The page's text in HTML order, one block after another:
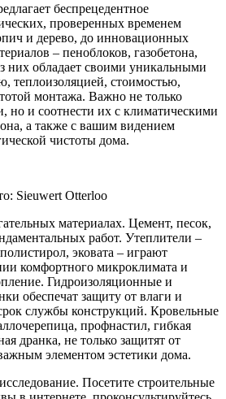
беспрецедентное
проверенных временем
и дерево, до инновационных
– пеноблоков, газобетона,
них обладает своими уникальными
теплоизоляцией, стоимостью,
монтажа. Важно не только
но и соотнести их с климатическими
а также с вашим видением
чистоты дома.
Sieuwert Otterloo
материалах. Цемент, песок,
работ. Утеплители –
эковата – играют
комфортного микроклимата и
Гидроизоляционные и
обеспечат защиту от влаги и
службы конструкций. Кровельные
профнастил, гибкая
дранка, не только защитят от
элементом эстетики дома.
Посетите строительные